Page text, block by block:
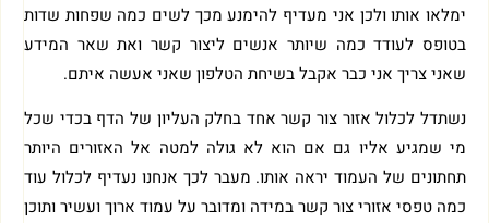
ימלאו אותו ולכן אני מעדיף להימנע מכך לשים כמה שפחות שדות
בטופס לעודד כמה שיותר אנשים ליצור קשר ואת שאר המידע
שאני צריך אני כבר אקבל בשיחת הטלפון שאני אעשה איתם.
נשתדל לכלול אזור צור קשר אחד בחלק העליון של הדף בכדי שכל
מי שמגיע אליו גם אם הוא לא גולה למטה אל האזורים היותר
תחתונים של העמוד יראה אותו. מעבר לכך אנחנו נעדיף לכלול עוד
כמה טפסי אזורי צור קשר במידה ומדובר על עמוד ארוך ועשיר ותוכן